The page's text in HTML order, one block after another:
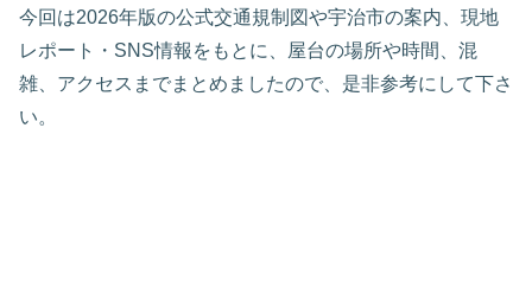
今回は2026年版の公式交通規制図や宇治市の案内、現地
レポート・SNS情報をもとに、屋台の場所や時間、混
雑、アクセスまでまとめましたので、是非参考にして下さ
い。